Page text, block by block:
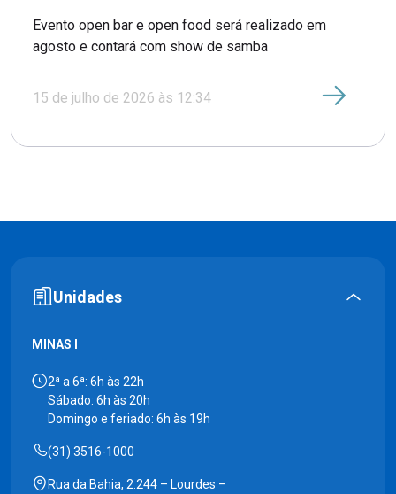
Evento open bar e open food será realizado em
agosto e contará com show de samba
15 de julho de 2026 às 12:34
Unidades
MINAS I
2ª a 6ª: 6h às 22h
Sábado: 6h às 20h
Domingo e feriado: 6h às 19h
(31) 3516-1000
Rua da Bahia, 2.244 – Lourdes –